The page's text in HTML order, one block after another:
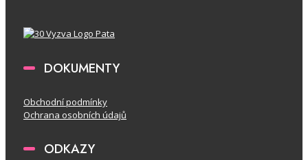
DOKUMENTY
Obchodní podmínky
Ochrana osobních údajů
ODKAZY